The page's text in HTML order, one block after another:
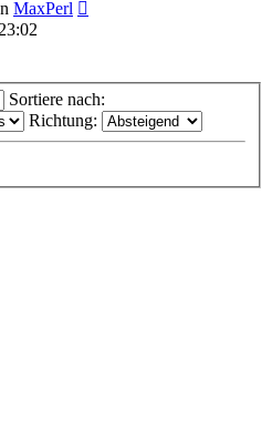
MaxPerl
Sortiere nach:
Richtung: